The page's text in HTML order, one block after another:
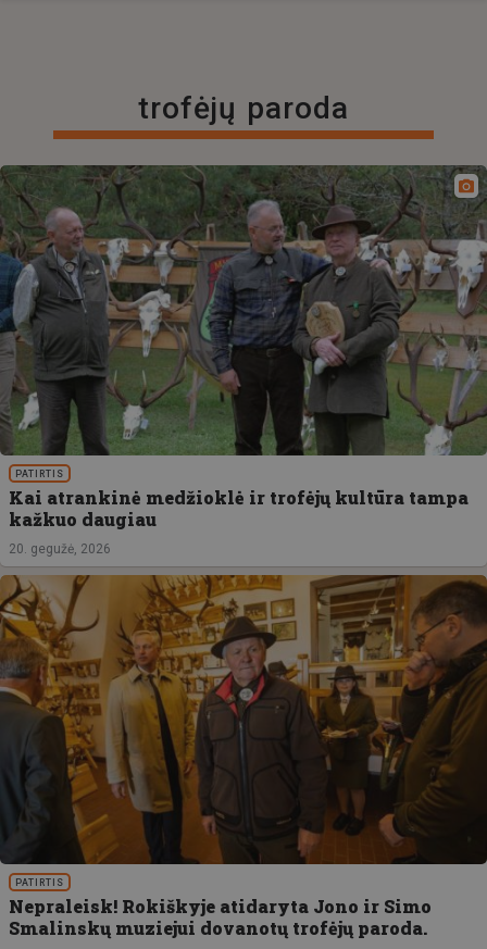
trofėjų paroda
PATIRTIS
Kai atrankinė medžioklė ir trofėjų kultūra tampa
kažkuo daugiau
20. gegužė, 2026
PATIRTIS
Nepraleisk! Rokiškyje atidaryta Jono ir Simo
Smalinskų muziejui dovanotų trofėjų paroda.